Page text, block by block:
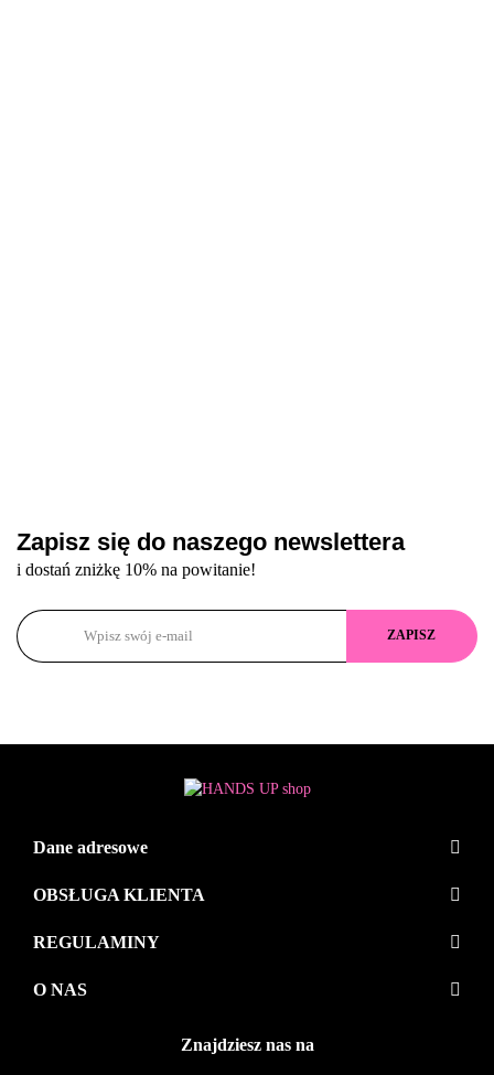
Zapisz się do naszego newslettera
i dostań zniżkę 10% na powitanie!
Dane adresowe
OBSŁUGA KLIENTA
REGULAMINY
O NAS
Znajdziesz nas na